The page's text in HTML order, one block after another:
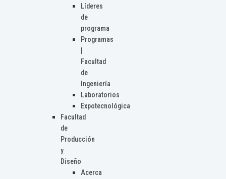
Líderes
de
programa
Programas
Facultad
de
Ingeniería
Laboratorios
Expotecnológica
Facultad
de
Producción
y
Diseño
Acerca